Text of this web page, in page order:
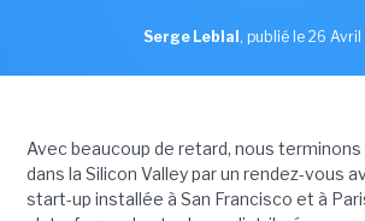
Serge Leblal , publié le 26 Avril
Avec beaucoup de retard, nous
dans la Silicon Valley par un rendez-vous
start-up installée à San Francisco et à